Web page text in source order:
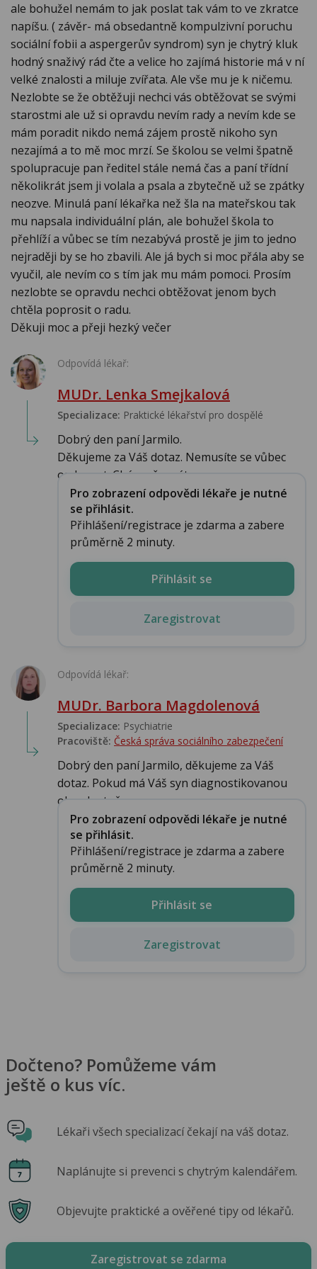
ale bohužel nemám to jak poslat tak vám to ve zkratce
napíšu. ( závěr- má obsedantně kompulzivní poruchu
sociální fobii a aspergerův syndrom) syn je chytrý kluk
hodný snaživý rád čte a velice ho zajímá historie má v ní
velké znalosti a miluje zvířata. Ale vše mu je k ničemu.
Nezlobte se že obtěžuji nechci vás obtěžovat se svými
starostmi ale už si opravdu nevím rady a nevím kde se
mám poradit nikdo nemá zájem prostě nikoho syn
nezajímá a to mě moc mrzí. Se školou se velmi špatně
spolupracuje pan ředitel stále nemá čas a paní třídní
několikrát jsem ji volala a psala a zbytečně už se zpátky
neozve. Minulá paní lékařka než šla na mateřskou tak
mu napsala individuální plán, ale bohužel škola to
přehlíží a vůbec se tím nezabývá prostě je jim to jedno
nejraději by se ho zbavili. Ale já bych si moc přála aby se
vyučil, ale nevím co s tím jak mu mám pomoci. Prosím
nezlobte se opravdu nechci obtěžovat jenom bych
chtěla poprosit o radu.
Děkuji moc a přeji hezký večer
Odpovídá lékař:
MUDr. Lenka Smejkalová
Specializace: Praktické lékařství pro dospělé
Dobrý den paní Jarmilo.
Děkujeme za Váš dotaz. Nemusíte se vůbec
omlouvat. Chápu, že máte...
Pro zobrazení odpovědi lékaře je nutné
se přihlásit.
Přihlášení/registrace je zdarma a zabere
průměrně 2 minuty.
Přihlásit se
Zaregistrovat
Odpovídá lékař:
MUDr. Barbora Magdolenová
Specializace: Psychiatrie
Pracoviště: Česká správa sociálního zabezpečení
Dobrý den paní Jarmilo, děkujeme za Váš
dotaz. Pokud má Váš syn diagnostikovanou
obsedantně...
Pro zobrazení odpovědi lékaře je nutné
se přihlásit.
Přihlášení/registrace je zdarma a zabere
průměrně 2 minuty.
Přihlásit se
Zaregistrovat
Dočteno? Pomůžeme vám
ještě o kus víc.
Lékaři všech specializací čekají na váš dotaz.
Naplánujte si prevenci s chytrým kalendářem.
Objevujte praktické a ověřené tipy od lékařů.
Zaregistrovat se zdarma